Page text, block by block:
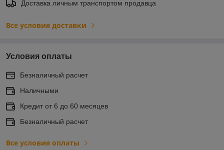
Доставка личным транспортом продавца
Все условия доставки
Условия оплаты
Безналичный расчет
Наличными
Кредит от 6 до 60 месяцев
Безналичный расчет
Все условия оплаты